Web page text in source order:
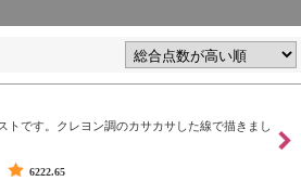
トです。クレヨン調のカサカサした線で描きまし
6222.65